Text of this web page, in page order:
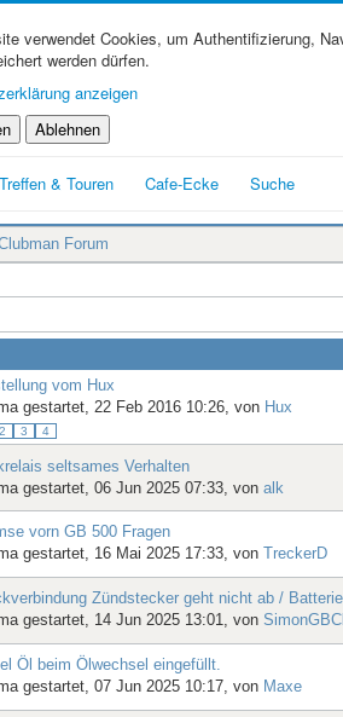
verwendet Cookies, um Authentifizierung,
werden dürfen.
anzeigen
Ablehnen
Treffen & Touren Cafe-Ecke Suche
Forum
vom Hux
gestartet, 22 Feb 2016 10:26, von Hux
2 3 4
seltsames Verhalten
gestartet, 06 Jun 2025 07:33, von alk
vorn GB 500 Fragen
gestartet, 16 Mai 2025 17:33, von TreckerD
Zündstecker geht nicht ab /
gestartet, 14 Jun 2025 13:01, von
Öl beim Ölwechsel eingefüllt.
gestartet, 07 Jun 2025 10:17, von Maxe